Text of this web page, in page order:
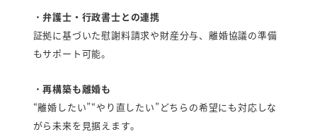
・弁護士・行政書士との連携
証拠に基づいた慰謝料請求や財産分与、離婚協議の準備
もサポート可能。
・再構築も離婚も
“離婚したい”“やり直したい”どちらの希望にも対応しな
がら未来を見据えます。